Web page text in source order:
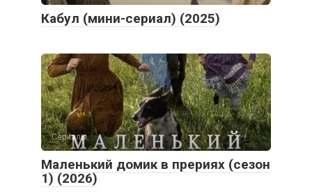
Кабул (мини-сериал) (2025)
Сериалы
Маленький домик в прериях (сезон
1) (2026)